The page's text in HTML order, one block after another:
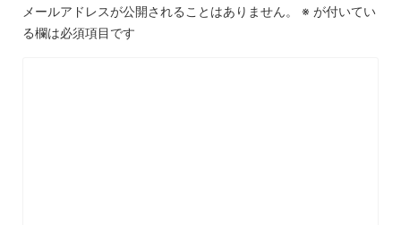
メールアドレスが公開されることはありません。 ※ が付いてい
る欄は必須項目です